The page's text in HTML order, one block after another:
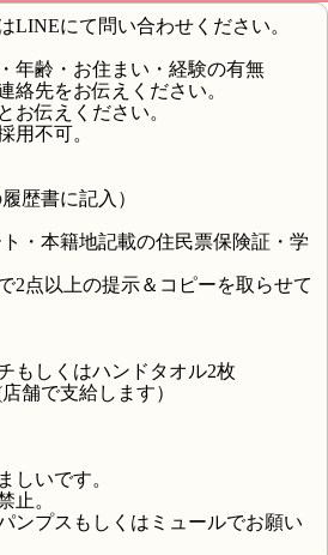
LINEにて問い合わせください。
年齢・お住まい・経験の有無
絡先をお伝えください。
お伝えください。
用不可。
歴書に記入）
・本籍地記載の住民票保険証・学
2点以上の提示＆コピーを取らせて
もしくはハンドタオル2枚
舗で支給します）
しいです。
止。
ンプスもしくはミュールでお願い